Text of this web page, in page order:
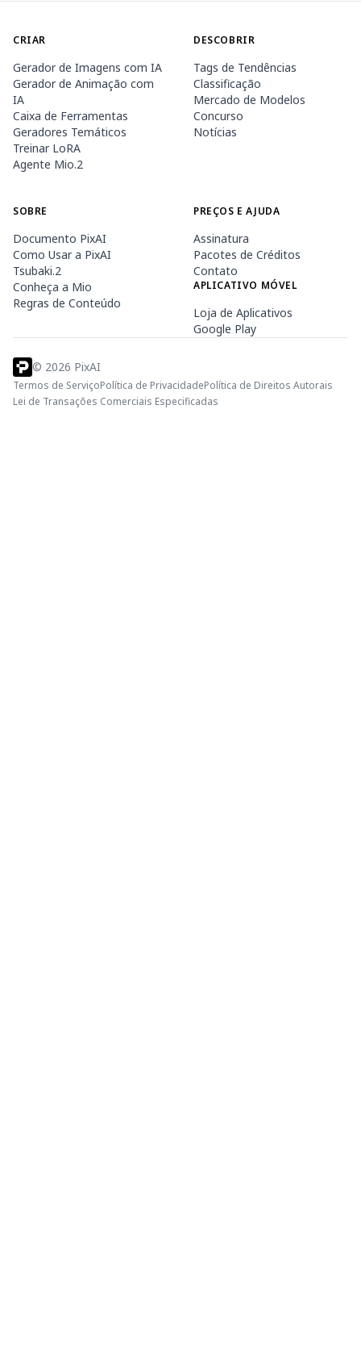
CRIAR
Gerador de Imagens com IA
Gerador de Animação com
IA
Caixa de Ferramentas
Geradores Temáticos
Treinar LoRA
Agente Mio.2
DESCOBRIR
Tags de Tendências
Classificação
Mercado de Modelos
Concurso
Notícias
SOBRE
Documento PixAI
Como Usar a PixAI
Tsubaki.2
Conheça a Mio
Regras de Conteúdo
PREÇOS E AJUDA
Assinatura
Pacotes de Créditos
Contato
APLICATIVO MÓVEL
Loja de Aplicativos
Google Play
© 2026 PixAI
Termos de ServiçoPolítica de PrivacidadePolítica de Direitos Autorais
Lei de Transações Comerciais Especificadas